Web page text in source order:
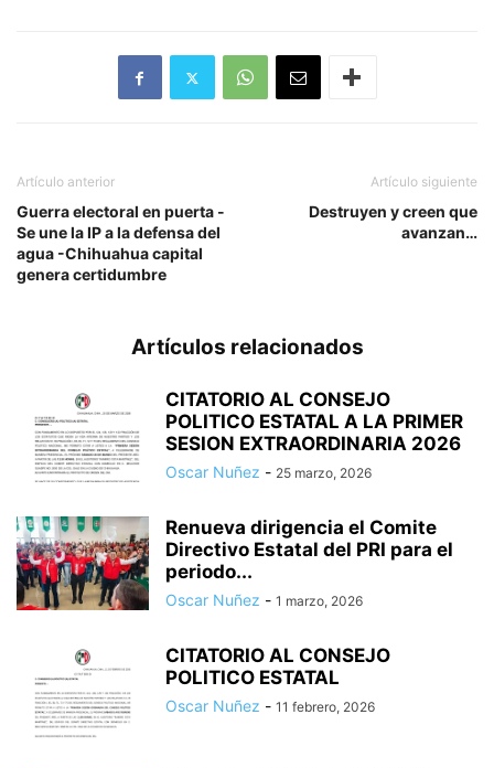
Artículo anterior
Guerra electoral en puerta -
Se une la IP a la defensa del
agua -Chihuahua capital
genera certidumbre
Artículo siguiente
Destruyen y creen que
avanzan…
Artículos relacionados
CITATORIO AL CONSEJO
POLITICO ESTATAL A LA PRIMER
SESION EXTRAORDINARIA 2026
Oscar Nuñez - 25 marzo, 2026
Renueva dirigencia el Comite
Directivo Estatal del PRI para el
periodo...
Oscar Nuñez - 1 marzo, 2026
CITATORIO AL CONSEJO
POLITICO ESTATAL
Oscar Nuñez - 11 febrero, 2026